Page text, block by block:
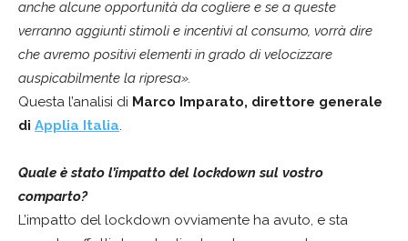
anche alcune opportunità da cogliere e se a queste
verranno aggiunti stimoli e incentivi al consumo, vorrà dire
che avremo positivi elementi in grado di velocizzare
auspicabilmente la ripresa».
Questa l’analisi di Marco Imparato, direttore generale
di Applia Italia.
Quale è stato l’impatto del lockdown sul vostro
comparto?
L’impatto del lockdown ovviamente ha avuto, e sta